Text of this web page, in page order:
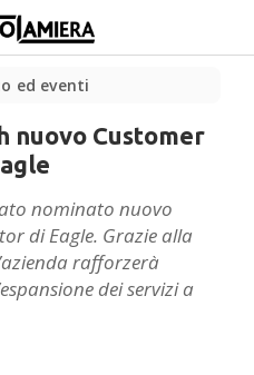
ed eventi
nuovo Customer
nominato nuovo
di Eagle. Grazie alla
rafforzerà
dei servizi a